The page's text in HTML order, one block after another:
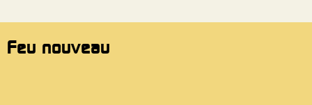
Feu nouveau